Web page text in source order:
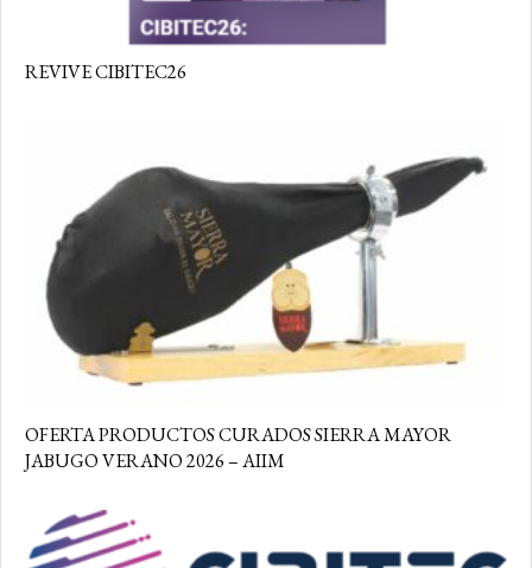
REVIVE CIBITEC26
OFERTA PRODUCTOS CURADOS SIERRA MAYOR
JABUGO VERANO 2026 – AIIM